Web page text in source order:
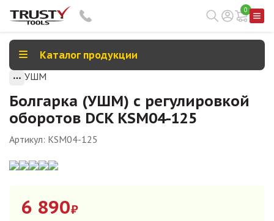
0
Каталог продукции
УШМ
Болгарка (УШМ) с регулировкой
оборотов DCK KSM04-125
Артикул: KSM04-125
6 890₽